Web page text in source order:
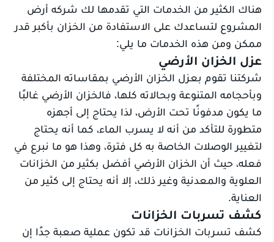
هناك الكثير من الخدمات التي تقدمها لك شركه أرض
المشروع لتساعدك على الاستفادة من الخزان بأكبر قدر
ممكن ومن هذه الخدمات ما يلي:
عزل الخزان الأرضي
شركتنا تقوم بعزل الخزان الأرضي بمقاساته المختلفة
وبأحجامه المتنوعة وبحالاته كلها، فالخزان الأرضي غالبًا
ما يكون مدفونًا تحت الأرض، لذا يحتاج إلى أجهزه
متطورة للتأكد من أنه لا يسرب الماء، كما أنه يحتاج
لتغيير الوصلات الخاصة به كل فترة، وهذا هو ما نبرع في
فعله، حيث أن الخزان الأرضي أفضل بكثير من الخزانات
العلوية والمعدنية وغير ذلك، إلا أنه يحتاج إلى كثير من
العناية.
كشف تسربات الخزانات
كشف تسربات الخزانات قد تكون عملية صعبة جدًا إن